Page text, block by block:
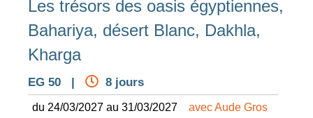
Les trésors des oasis égyptiennes,
Bahariya, désert Blanc, Dakhla,
Kharga
EG 50 | 8 jours
du 24/03/2027 au 31/03/2027
avec Aude Gros